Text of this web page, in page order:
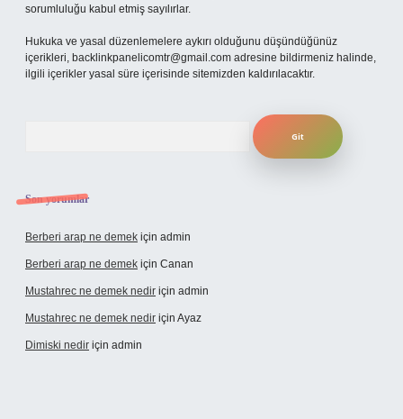
sorumluluğu kabul etmiş sayılırlar.
Hukuka ve yasal düzenlemelere aykırı olduğunu düşündüğünüz
içerikleri, backlinkpanelicomtr@gmail.com adresine bildirmeniz halinde,
ilgili içerikler yasal süre içerisinde sitemizden kaldırılacaktır.
Son yorumlar
Berberi arap ne demek için admin
Berberi arap ne demek için Canan
Mustahrec ne demek nedir için admin
Mustahrec ne demek nedir için Ayaz
Dimiski nedir için admin